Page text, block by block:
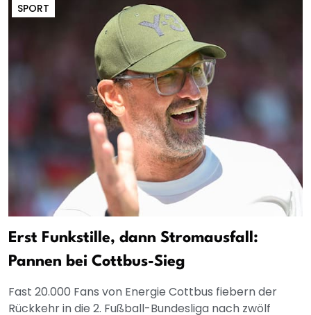
SPORT
Erst Funkstille, dann Stromausfall:
Pannen bei Cottbus-Sieg
Fast 20.000 Fans von Energie Cottbus fiebern der
Rückkehr in die 2. Fußball-Bundesliga nach zwölf